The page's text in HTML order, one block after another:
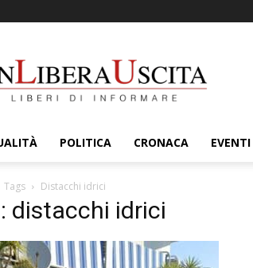
POLITICA CRONACA EVENTI
Tags Distacchi idrici
distacchi idrici